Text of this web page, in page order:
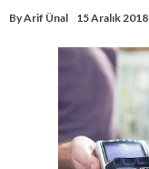
ByArif Ünal 15 Aralık 2018